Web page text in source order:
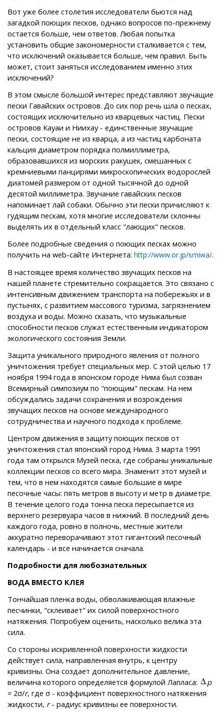
Вот уже более столетия исследователи бьются над
загадкой поющих песков, однако вопросов по-прежнему
остается больше, чем ответов. Любая попытка
установить общие закономерности сталкивается с тем,
что исключений оказывается больше, чем правил. Быть
может, стоит заняться исследованием именно этих
исключений?
В этом смысле большой интерес представляют звучащие
пески Гавайских островов. До сих пор речь шла о песках,
состоящих исключительно из кварцевых частиц. Пески
островов Kауаи и Ниихау - единственные звучащие
пески, состоящие не из кварца, а из частиц карбоната
кальция диаметром порядка полмиллиметра,
образовавшихся из морских ракушек, смешанных с
кремниевыми панцирями микроскопических водорослей
диатомей размером от одной тысячной до одной
десятой миллиметра. Звучание гавайских песков
напоминает лай собаки. Обычно эти пески причисляют к
гудящим пескам, хотя многие исследователи склонны
выделять их в отдельный класс "лающих" песков.
Более подробные сведения о поющих песках можно
получить на web-сайте Интернета: http://www.or.jp/smiwa/.
В настоящее время количество звучащих песков на
нашей планете стремительно сокращается. Это связано с
интенсивным движением транспорта на побережьях и в
пустынях, с развитием массового туризма, загрязнением
воздуха и воды. Можно сказать, что музыкальные
способности песков служат естественным индикатором
экологического состояния Земли.
Защита уникального природного явления от полного
уничтожения требует специальных мер. С этой целью 17
ноября 1994 года в японском городе Нима был созван
Всемирный симпозиум по "поющим" пескам. На нем
обсуждались задачи сохранения и возрождения
звучащих песков на основе международного
сотрудничества и научного подхода к проблеме.
Центром движения в защиту поющих песков от
уничтожения стал японский город Нима. 3 марта 1991
года там открылся Музей песка, где собраны уникальные
коллекции песков со всего мира. Знаменит этот музей и
тем, что в нем находятся самые большие в мире
песочные часы: пять метров в высоту и метр в диаметре.
В течение целого года тонна песка пересыпается из
верхнего резервуара часов в нижний. В последний день
каждого года, ровно в полночь, местные жители
аккуратно переворачивают этот гигантский песочный
календарь - и все начинается сначала.
Подробности для любознательных
ВОДА ВМЕСТО КЛЕЯ
Тончайшая пленка воды, обволакивающая влажные
песчинки, "склеивает" их силой поверхностного
натяжения. Попробуем оценить, насколько велика эта
сила.
Со стороны искривленной поверхности жидкости
действует сила, направленная внутрь, к центру
кривизны. Она создает дополнительное давление,
величина которого определяется формулой Лапласа:
p
= 2σ/r, где σ - коэффициент поверхностного натяжения
жидкости, r- радиус кривизны ее поверхности.